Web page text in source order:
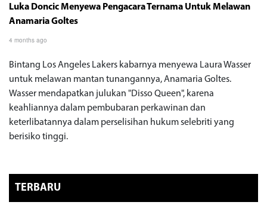
Luka Doncic Menyewa Pengacara Ternama Untuk Melawan
Anamaria Goltes
4 months ago
Bintang Los Angeles Lakers kabarnya menyewa Laura Wasser
untuk melawan mantan tunangannya, Anamaria Goltes.
Wasser mendapatkan julukan "Disso Queen", karena
keahliannya dalam pembubaran perkawinan dan
keterlibatannya dalam perselisihan hukum selebriti yang
berisiko tinggi.
TERBARU